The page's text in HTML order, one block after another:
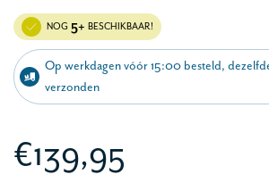
NOG 5+ BESCHIKBAAR!
Op werkdagen vóór 15:00 besteld,
verzonden
€139,95